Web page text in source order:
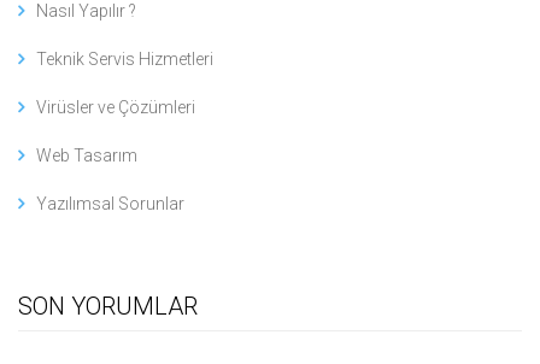
Nasıl Yapılır ?
Teknik Servis Hizmetleri
Virüsler ve Çözümleri
Web Tasarım
Yazılımsal Sorunlar
SON YORUMLAR